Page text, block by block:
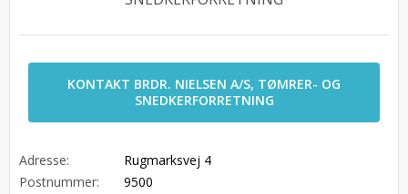
KONTAKT BRDR. NIELSEN A/S, TØMRER- OG
SNEDKERFORRETNING
Adresse:
Rugmarksvej 4
Postnummer:
9500